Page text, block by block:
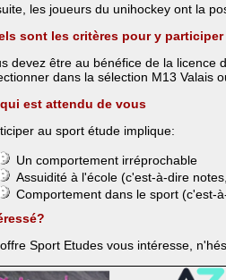
les joueurs du unihockey ont la
sont les critères pour y participer
devez être au bénéfice de la licence
dans la sélection M13 Valais
est attendu de vous
au sport étude implique:
Un comportement irréprochable
Assuidité à l'école (c'est-à-dire
Comportement dans le sport (c'est-
Sport Etudes vous intéresse,